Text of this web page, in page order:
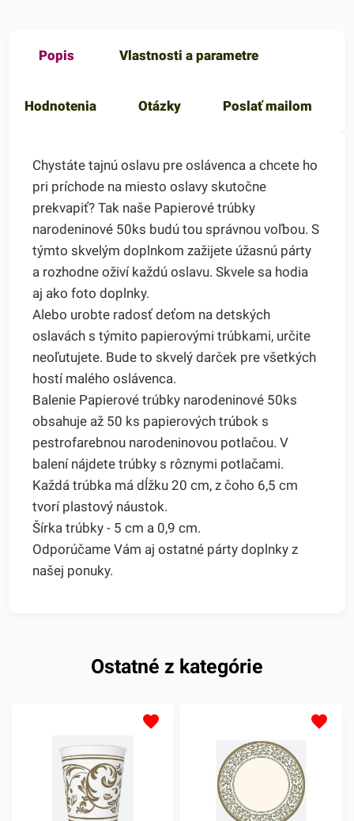
Popis Vlastnosti a parametre
Hodnotenia Otázky Poslať mailom
Chystáte tajnú oslavu pre oslávenca a chcete ho
pri príchode na miesto oslavy skutočne
prekvapiť? Tak naše Papierové trúbky
narodeninové 50ks budú tou správnou voľbou. S
týmto skvelým doplnkom zažijete úžasnú párty
a rozhodne oživí každú oslavu. Skvele sa hodia
aj ako foto doplnky.
Alebo urobte radosť deťom na detských
oslavách s týmito papierovými trúbkami, určite
neoľutujete. Bude to skvelý darček pre všetkých
hostí malého oslávenca.
Balenie Papierové trúbky narodeninové 50ks
obsahuje až 50 ks papierových trúbok s
pestrofarebnou narodeninovou potlačou. V
balení nájdete trúbky s rôznymi potlačami.
Každá trúbka má dĺžku 20 cm, z čoho 6,5 cm
tvorí plastový náustok.
Šírka trúbky - 5 cm a 0,9 cm.
Odporúčame Vám aj ostatné párty doplnky z
našej ponuky.
Ostatné z kategórie